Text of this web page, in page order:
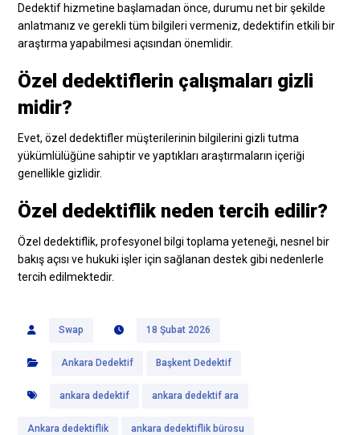
Dedektif hizmetine başlamadan önce, durumu net bir şekilde
anlatmanız ve gerekli tüm bilgileri vermeniz, dedektifin etkili bir
araştırma yapabilmesi açısından önemlidir.
Özel dedektiflerin çalışmaları gizli
midir?
Evet, özel dedektifler müşterilerinin bilgilerini gizli tutma
yükümlülüğüne sahiptir ve yaptıkları araştırmaların içeriği
genellikle gizlidir.
Özel dedektiflik neden tercih edilir?
Özel dedektiflik, profesyonel bilgi toplama yeteneği, nesnel bir
bakış açısı ve hukuki işler için sağlanan destek gibi nedenlerle
tercih edilmektedir.
Swap 18 Şubat 2026
Ankara Dedektif Başkent Dedektif
ankara dedektif ankara dedektif ara
Ankara dedektiflik ankara dedektiflik bürosu